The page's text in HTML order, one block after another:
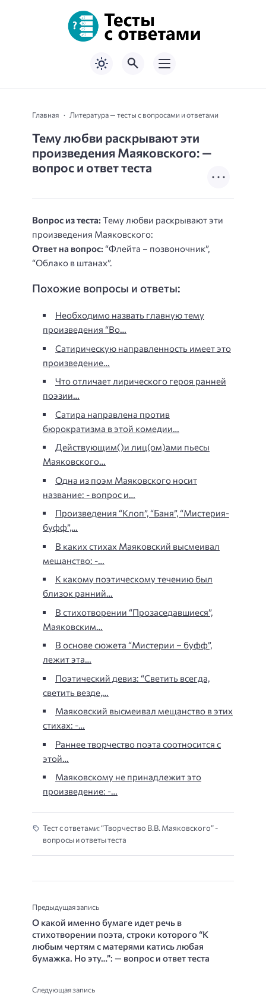
Главная Литература — тесты с вопросами и ответами
Тему любви раскрывают эти
произведения Маяковского: —
вопрос и ответ теста
Вопрос из теста: Тему любви раскрывают эти
произведения Маяковского:
Ответ на вопрос: “Флейта – позвоночник”,
“Облако в штанах”.
Похожие вопросы и ответы:
Необходимо назвать главную тему
произведения “Во…
Сатирическую направленность имеет это
произведение…
Что отличает лирического героя ранней
поэзии…
Сатира направлена против
бюрократизма в этой комедии…
Действующим()и лиц(ом)ами пьесы
Маяковского…
Одна из поэм Маяковского носит
название: - вопрос и…
Произведения “Клоп”, “Баня”, “Мистерия-
буфф”,…
В каких стихах Маяковский высмеивал
мещанство: -…
К какому поэтическому течению был
близок ранний…
В стихотворении “Прозаседавшиеся”,
Маяковским…
В основе сюжета “Мистерии – буфф”,
лежит эта…
Поэтический девиз: “Светить всегда,
светить везде,…
Маяковский высмеивал мещанство в этих
стихах: -…
Раннее творчество поэта соотносится с
этой…
Маяковскому не принадлежит это
произведение: -…
Тест с ответами: “Творчество В.В. Маяковского” -
вопросы и ответы теста
Предыдущая запись
О какой именно бумаге идет речь в
стихотворении поэта, строки которого “К
любым чертям с матерями катись любая
бумажка. Но эту…”: — вопрос и ответ теста
Следующая запись